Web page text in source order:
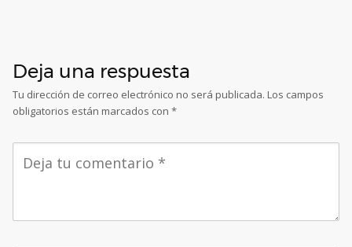
Deja una respuesta
Tu dirección de correo electrónico no será publicada. Los campos
obligatorios están marcados con *